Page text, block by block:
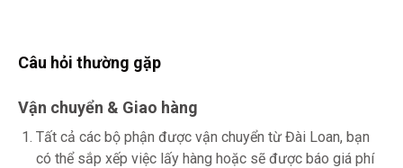
Câu hỏi thường gặp
Vận chuyển & Giao hàng
Tất cả các bộ phận được vận chuyển từ Đài Loan, bạn
có thể sắp xếp việc lấy hàng hoặc sẽ được báo giá phí